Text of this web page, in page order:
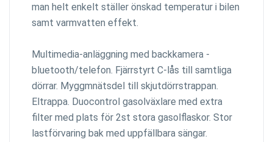
man helt enkelt ställer önskad temperatur i bilen
samt varmvatten effekt.
Multimedia-anläggning med backkamera -
bluetooth/telefon. Fjärrstyrt C-lås till samtliga
dörrar. Myggmnätsdel till skjutdörrstrappan.
Eltrappa. Duocontrol gasolväxlare med extra
filter med plats för 2st stora gasolflaskor. Stor
lastförvaring bak med uppfällbara sängar.